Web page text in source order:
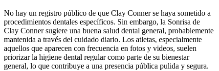
No hay un registro público de que Clay Conner se haya sometido a
procedimientos dentales específicos. Sin embargo, la Sonrisa de
Clay Conner sugiere una buena salud dental general, probablemente
mantenida a través del cuidado diario. Los atletas, especialmente
aquellos que aparecen con frecuencia en fotos y videos, suelen
priorizar la higiene dental regular como parte de su bienestar
general, lo que contribuye a una presencia pública pulida y segura.